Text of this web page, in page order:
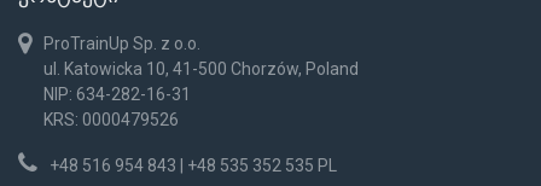
ProTrainUp Sp. z o.o.
ul. Katowicka 10, 41-500 Chorzów, Poland
NIP: 634-282-16-31
KRS: 0000479526
+48 516 954 843 | +48 535 352 535 PL